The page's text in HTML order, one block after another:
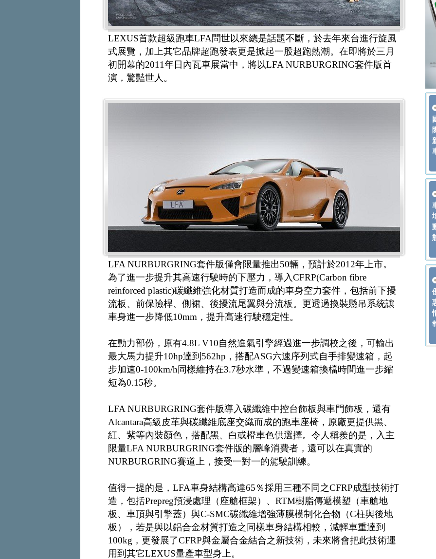
LEXUS首款超級跑車LFA問世以來總是話題不斷，於去年來台進行旋風
式展覽，加上其它品牌超跑發表更是掀起一股超跑熱潮。在即將於三月
初開幕的2011年日內瓦車展當中，將以LFA NURBURGRING套件版首
演，驚豔世人。
LFA NURBURGRING套件版僅會限量推出50輛，預計於2012年上市。
為了進一步提升其高速行駛時的下壓力，導入CFRP(Carbon fibre
reinforced plastic)碳纖維強化材質打造而成的車身空力套件，包括前下擾
流板、前保險桿、側裙、後擾流尾翼與分流板。更透過換裝懸吊系統讓
車身進一步降低10mm，提升高速行駛穩定性。
在動力部份，原有4.8L V10自然進氣引擎經過進一步調校之後，可輸出
最大馬力提升10hp達到562hp，搭配ASG六速序列式自手排變速箱，起
步加速0-100km/h同樣維持在3.7秒水準，不過變速箱換檔時間進一步縮
短為0.15秒。
LFA NURBURGRING套件版導入碳纖維中控台飾板與車門飾板，還有
Alcantara高級皮革與碳纖維底座交織而成的跑車座椅，原廠更提供黑、
紅、紫等內裝顏色，搭配黑、白或橙車色供選擇。令人稱羨的是，入主
限量LFA NURBURGRING套件版的層峰消費者，還可以在真實的
NURBURGRING賽道上，接受一對一的駕駛訓練。
值得一提的是，LFA車身結構高達65％採用三種不同之CFRP成型技術打
造，包括Prepreg預浸處理（座艙框架）、RTM樹脂傳遞模塑（車艙地
板、車頂與引擎蓋）與C-SMC碳纖維增強薄膜模制化合物（C柱與後地
板），若是與以鋁合金材質打造之同樣車身結構相較，減輕車重達到
100kg，更發展了CFRP與金屬合金結合之新技術，未來將會把此技術運
用到其它LEXUS量產車型身上。